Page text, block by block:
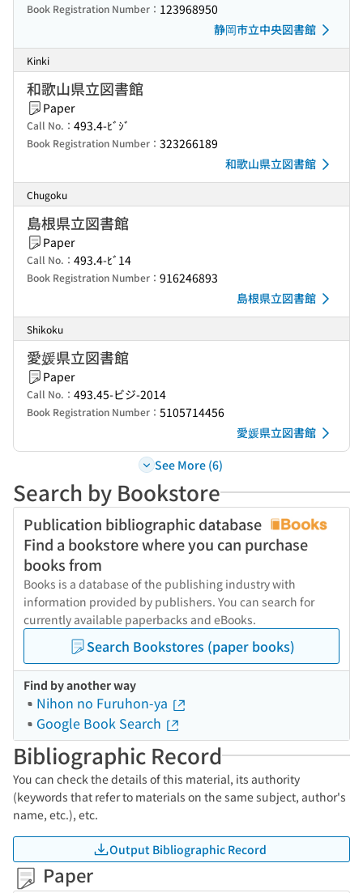
Book Registration Number： 123968950
静岡市立中央図書館
Kinki
和歌山県立図書館
Paper
Call No.： 493.4-ﾋﾞｼﾞ
Book Registration Number： 323266189
和歌山県立図書館
Chugoku
島根県立図書館
Paper
Call No.： 493.4-ﾋﾞ14
Book Registration Number： 916246893
島根県立図書館
Shikoku
愛媛県立図書館
Paper
Call No.： 493.45-ビジ-2014
Book Registration Number： 5105714456
愛媛県立図書館
See More (6)
Search by Bookstore
Publication bibliographic database
Find a bookstore where you can purchase
books from
Books is a database of the publishing industry with
information provided by publishers. You can search for
currently available paperbacks and eBooks.
Search Bookstores (paper books)
Find by another way
Nihon no Furuhon-ya
Google Book Search
Bibliographic Record
You can check the details of this material, its authority
(keywords that refer to materials on the same subject, author's
name, etc.), etc.
Output Bibliographic Record
Paper